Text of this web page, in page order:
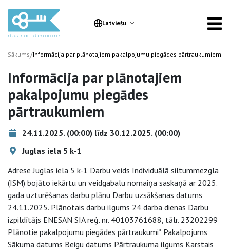
Latviešu
Sākums/Informācija par plānotajiem pakalpojumu piegādes pārtraukumiem
Informācija par plānotajiem
pakalpojumu piegādes
pārtraukumiem
24.11.2025. (00:00) līdz 30.12.2025. (00:00)
Juglas iela 5 k-1
Adrese Juglas iela 5 k-1 Darbu veids Individuālā siltummezgla
(ISM) bojāto iekārtu un veidgabalu nomaiņa saskaņā ar 2025.
gada uzturēšanas darbu plānu Darbu uzsākšanas datums
24.11.2025. Plānotais darbu ilgums 24 darba dienas Darbu
izpildītājs ENESAN SIA reģ. nr. 40103761688, tālr. 23202299
Plānotie pakalpojumu piegādes pārtraukumi* Pakalpojums
Sākuma datums Beigu datums Pārtraukuma ilgums Karstais